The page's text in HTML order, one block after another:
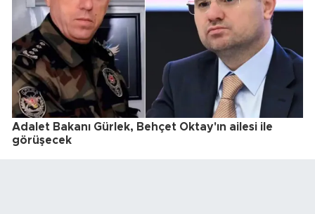
Adalet Bakanı Gürlek, Behçet Oktay'ın ailesi ile
görüşecek